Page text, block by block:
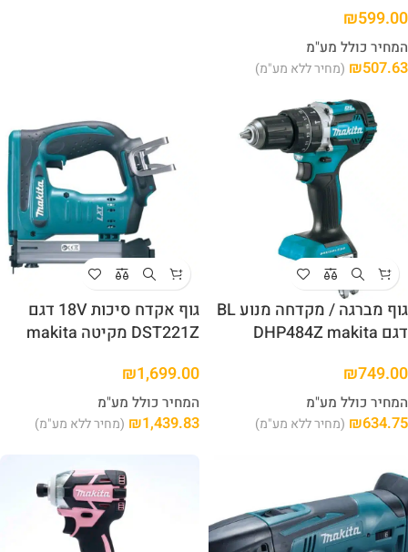
₪599.00
המחיר כולל מע"מ
₪507.63 (מחיר ללא מע"מ)
גוף מברגה / מקדחה מנוע BL
דגם DHP484Z makita
₪749.00
המחיר כולל מע"מ
₪634.75 (מחיר ללא מע"מ)
גוף אקדח סיכות 18V דגם
DST221Z מקיטה makita
₪1,699.00
המחיר כולל מע"מ
₪1,439.83 (מחיר ללא מע"מ)